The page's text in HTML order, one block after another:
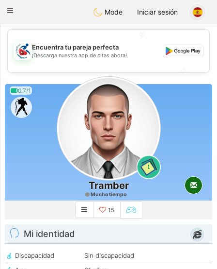
Handi Space
Toggle
Mode Iniciar sesión
💖
💕
Encuentra tu pareja perfecta
¡Descarga nuestra app de citas ahora!
0.7/1
1
Tramber
Mucho tiempo
15
Mi identidad
Discapacidad
Sin discapacidad